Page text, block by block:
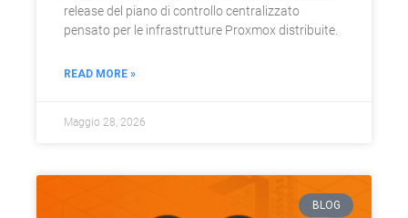
release del piano di controllo centralizzato
pensato per le infrastrutture Proxmox distribuite.
READ MORE »
Maggio 28, 2026
BLOG